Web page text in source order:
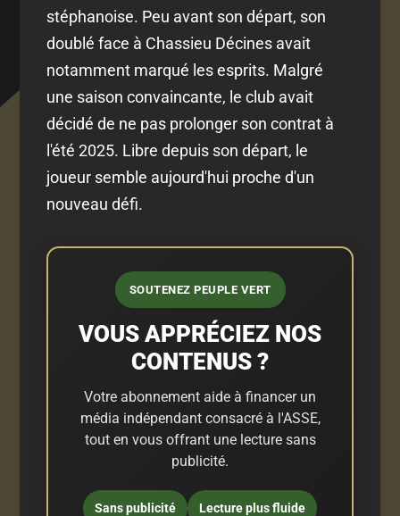
stéphanoise. Peu avant son départ, son
doublé face à Chassieu Décines avait
notamment marqué les esprits. Malgré
une saison convaincante, le club avait
décidé de ne pas prolonger son contrat à
l'été 2025. Libre depuis son départ, le
joueur semble aujourd'hui proche d'un
nouveau défi.
SOUTENEZ PEUPLE VERT
VOUS APPRÉCIEZ NOS
CONTENUS ?
Votre abonnement aide à financer un
média indépendant consacré à l'ASSE,
tout en vous offrant une lecture sans
publicité.
Sans publicité Lecture plus fluide